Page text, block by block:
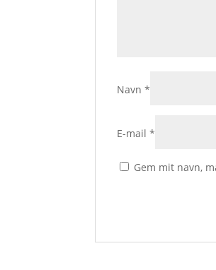
Navn*
E-mail*
Gem mit navn,